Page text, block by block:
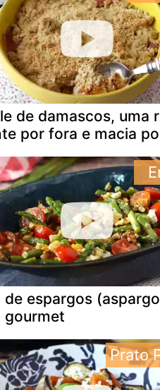
de damascos, uma
por fora e macia
de espargos
gourmet
Prato